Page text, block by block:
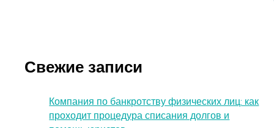
Свежие записи
Компания по банкротству физических лиц: как
проходит процедура списания долгов и